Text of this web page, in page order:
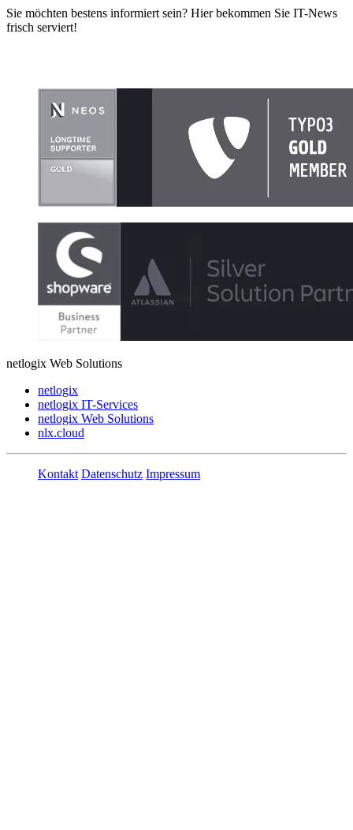
Sie möchten bestens informiert sein? Hier bekommen Sie IT-News
frisch serviert!
netlogix Web Solutions
netlogix
netlogix IT-Services
netlogix Web Solutions
nlx.cloud
Kontakt Datenschutz Impressum